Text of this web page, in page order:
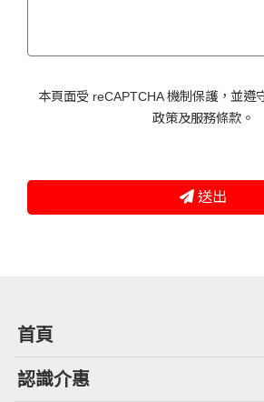
本頁面受 reCAPTCHA 機制保護，並遵
政策及服務條款 。
送出
首頁
認識介惠